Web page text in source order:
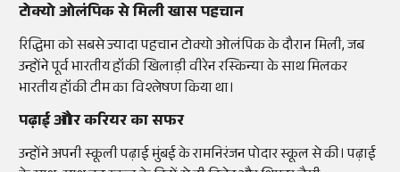
टोक्यो ओलंपिक से मिली खास पहचान
रिद्धिमा को सबसे ज्यादा पहचान टोक्यो ओलंपिक के दौरान मिली, जब
उन्होंने पूर्व भारतीय हॉकी खिलाड़ी वीरेन रस्किन्या के साथ मिलकर
भारतीय हॉकी टीम का विश्लेषण किया था।
पढ़ाई और करियर का सफर
उन्होंने अपनी स्कूली पढ़ाई मुंबई के रामनिरंजन पोदार स्कूल से की। पढ़ाई